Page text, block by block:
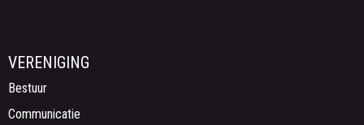
VERENIGING
Bestuur
Communicatie